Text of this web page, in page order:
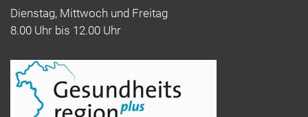
Dienstag, Mittwoch und Freitag
8.00 Uhr bis 12.00 Uhr